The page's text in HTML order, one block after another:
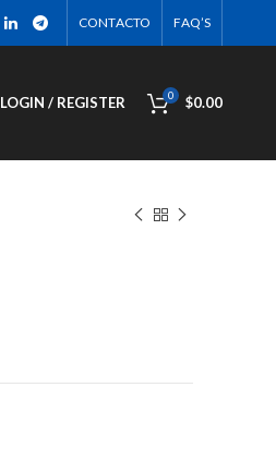
CONTACTO FAQ’S
LOGIN / REGISTER 0 $0.00